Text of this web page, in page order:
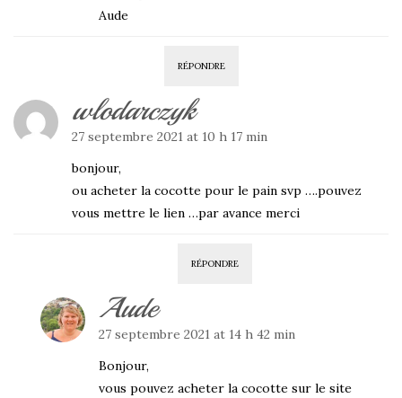
Aude
RÉPONDRE
wlodarczyk
27 septembre 2021 at 10 h 17 min
bonjour,
ou acheter la cocotte pour le pain svp ….pouvez
vous mettre le lien …par avance merci
RÉPONDRE
Aude
27 septembre 2021 at 14 h 42 min
Bonjour,
vous pouvez acheter la cocotte sur le site